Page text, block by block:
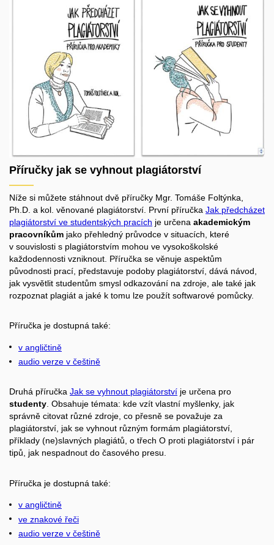
Příručky jak se vyhnout plagiátorství
Níže si můžete stáhnout dvě příručky Mgr. Tomáše Foltýnka,
Ph.D. a kol. věnované plagiátorství. První příručka Jak předcházet
plagiátorství ve studentských pracích je určena akademickým
pracovníkům jako přehledný průvodce v situacích, které
v souvislosti s plagiátorstvím mohou ve vysokoškolské
každodennosti vzniknout. Příručka se věnuje aspektům
původnosti prací, představuje podoby plagiátorství, dává návod,
jak vysvětlit studentům smysl odkazování na zdroje, ale také jak
rozpoznat plagiát a jaké k tomu lze použít softwarové pomůcky.
Příručka je dostupná také:
v angličtině
audio verze v češtině
Druhá příručka Jak se vyhnout plagiátorství je určena pro
studenty. Obsahuje témata: kde vzít vlastní myšlenky, jak
správně citovat různé zdroje, co přesně se považuje za
plagiátorství, jak se vyhnout různým formám plagiátorství,
příklady (ne)slavných plagiátů, o třech O proti plagiátorství i pár
tipů, jak nespadnout do časového presu.
Příručka je dostupná také:
v angličtině
ve znakové řeči
audio verze v češtině